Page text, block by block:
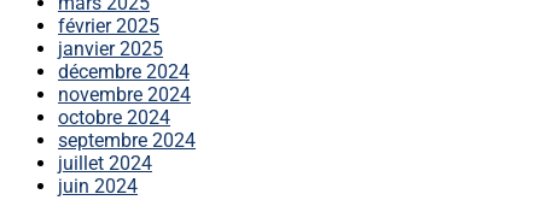
février 2025
janvier 2025
décembre 2024
novembre 2024
octobre 2024
septembre 2024
juillet 2024
juin 2024